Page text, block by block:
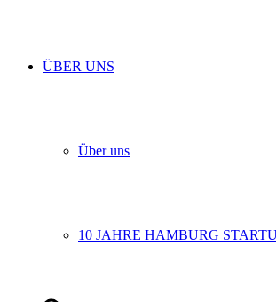
ÜBER UNS
Über uns
10 JAHRE HAMBURG